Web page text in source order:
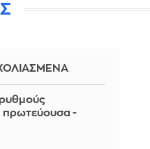
πρωτεύουσα -